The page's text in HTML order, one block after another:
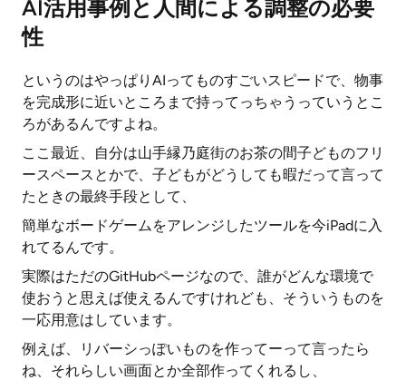
AI活用事例と人間による調整の必要
性
というのはやっぱりAIってものすごいスピードで、物事
を完成形に近いところまで持ってっちゃうっていうとこ
ろがあるんですよね。
ここ最近、自分は山手縁乃庭街のお茶の間子どものフリ
ースペースとかで、子どもがどうしても暇だって言って
たときの最終手段として、
簡単なボードゲームをアレンジしたツールを今iPadに入
れてるんです。
実際はただのGitHubページなので、誰がどんな環境で
使おうと思えば使えるんですけれども、そういうものを
一応用意はしています。
例えば、リバーシっぽいものを作ってーって言ったら
ね、それらしい画面とか全部作ってくれるし、